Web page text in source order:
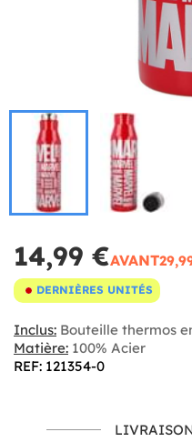
14,99 €AVANT
DERNIÈRES UNITÉS
Inclus: Bouteille thermos
Matière: 100% Acier
REF: 121354-0